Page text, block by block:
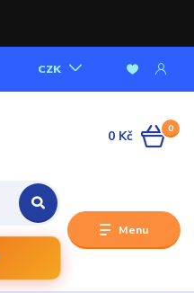
Menu
CZK
0
0 Kč